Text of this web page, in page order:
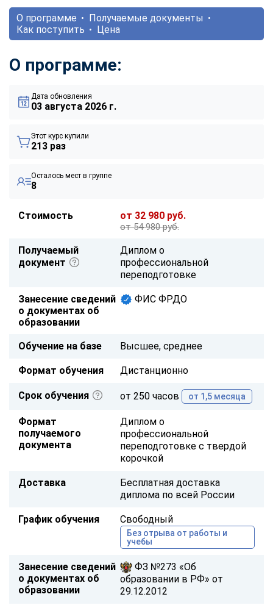
О программе
Получаемые документы
Как поступить
Цена
О программе:
Дата обновления
03 августа 2026 г.
Этот курс купили
213 раз
Осталось мест в группе
8
Стоимость от 32 980 руб.
от 54 980 руб.
Получаемый
документ
Диплом о
профессиональной
переподготовке
Занесение сведений
о документах об
образовании
ФИС ФРДО
Обучение на базе Высшее, среднее
Формат обучения Дистанционно
Срок обучения от 250 часов от 1,5 месяца
Формат
получаемого
документа
Диплом о
профессиональной
переподготовке с твердой
корочкой
Доставка
Бесплатная доставка
диплома по всей России
График обучения Свободный
Без отрыва от работы и
учебы
Занесение сведений
о документах об
образовании
ФЗ №273 «Об
образовании в РФ» от
29.12.2012